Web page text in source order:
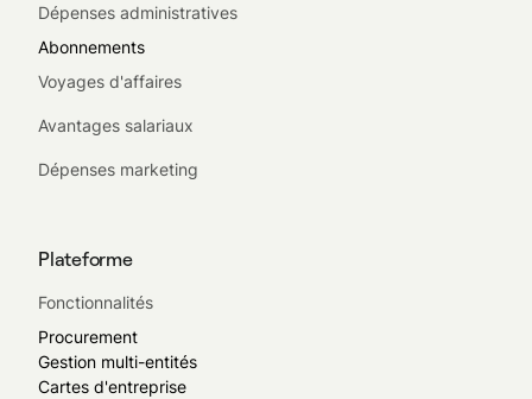
Dépenses administratives
Abonnements
Voyages d'affaires
Avantages salariaux
Dépenses marketing
Plateforme
Fonctionnalités
Procurement
Gestion multi-entités
Cartes d'entreprise